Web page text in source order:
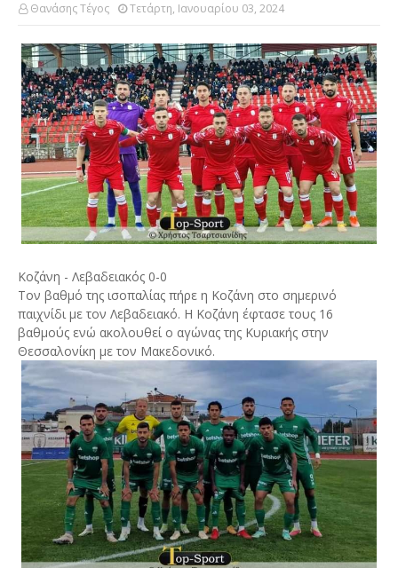
Θανάσης Τέγος Τετάρτη, Ιανουαρίου 03, 2024
Κοζάνη - Λεβαδειακός 0-0
Τον βαθμό της ισοπαλίας πήρε η Κοζάνη στο σημερινό
παιχνίδι με τον Λεβαδειακό. Η Κοζάνη έφτασε τους 16
βαθμούς ενώ ακολουθεί ο αγώνας της Κυριακής στην
Θεσσαλονίκη με τον Μακεδονικό.